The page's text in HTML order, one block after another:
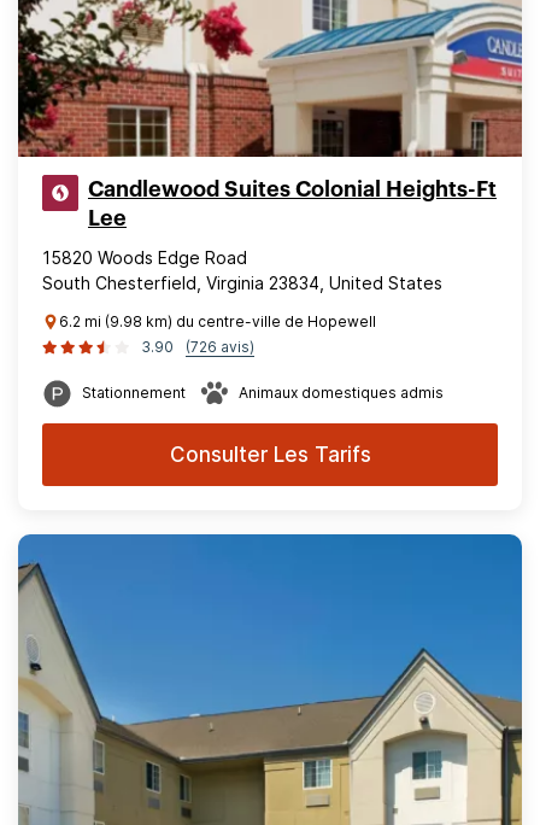
Candlewood Suites Colonial Heights-Ft
Lee
15820 Woods Edge Road
South Chesterfield, Virginia 23834, United States
6.2 mi (9.98 km) du centre-ville de Hopewell
3.90
(726 avis)
Stationnement Animaux domestiques admis
Consulter Les Tarifs